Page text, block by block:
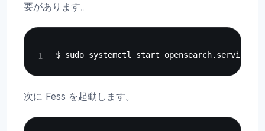
要があります。
次に Fess を起動します。